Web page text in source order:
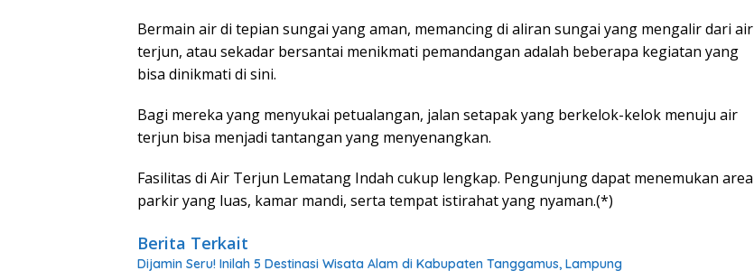
Bermain air di tepian sungai yang aman, memancing di aliran sungai yang mengalir dari air
terjun, atau sekadar bersantai menikmati pemandangan adalah beberapa kegiatan yang
bisa dinikmati di sini.
Bagi mereka yang menyukai petualangan, jalan setapak yang berkelok-kelok menuju air
terjun bisa menjadi tantangan yang menyenangkan.
Fasilitas di Air Terjun Lematang Indah cukup lengkap. Pengunjung dapat menemukan area
parkir yang luas, kamar mandi, serta tempat istirahat yang nyaman.(*)
Berita Terkait
Dijamin Seru! Inilah 5 Destinasi Wisata Alam di Kabupaten Tanggamus, Lampung